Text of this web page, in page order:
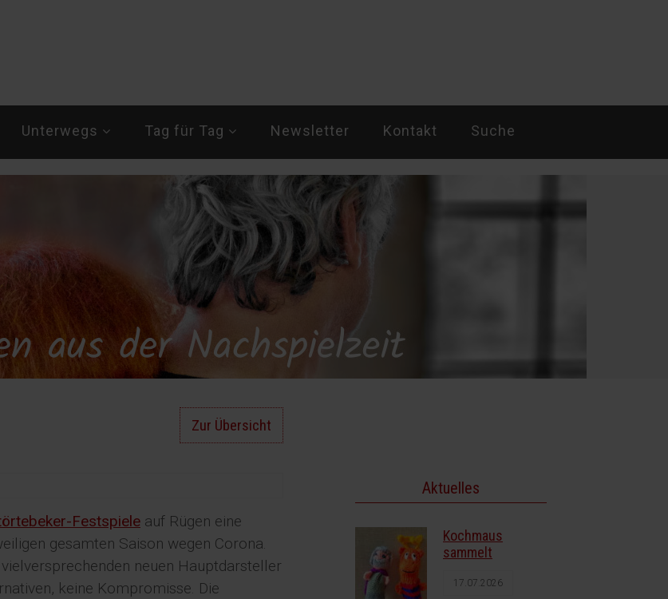
Unterwegs Tag für Tag Newsletter Kontakt Suche
Zur Übersicht
Festspiele auf Rügen eine
gesamten Saison wegen Corona.
neuen Hauptdarsteller
keine Kompromisse. Die
Aktuelles
Kochmaus
sammelt
17.07.2026